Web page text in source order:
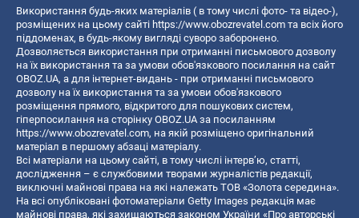
Використання будь-яких матеріалів ( в тому числі фото- та відео-),
розміщених на цьому сайті https://www.obozrevatel.com та всіх його
піддоменах, в будь-якому вигляді суворо заборонено.
Дозволяється використання при отриманні письмового дозволу
на їх використання та за умови обов'язкового посилання на сайт
OBOZ.UA, а для інтернет-видань - при отриманні письмового
дозволу на їх використання та за умови обов'язкового
розміщення прямого, відкритого для пошукових систем,
гіперпосилання на сторінку OBOZ.UA за посиланням
https://www.obozrevatel.com, на якій розміщено оригінальний
матеріал в першому абзаці матеріалу.
Всі матеріали на цьому сайті, в тому числі інтерв’ю, статті,
дослідження – є службовими творами журналістів редакції,
виключні майнові права на які належать ТОВ «Золота середина».
На всі опубліковані фотоматеріали Getty Images редакція має
майнові права, які захищаються законом України «Про авторські